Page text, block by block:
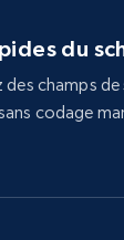
du
champs de
codage